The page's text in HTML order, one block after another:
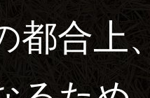
都合上